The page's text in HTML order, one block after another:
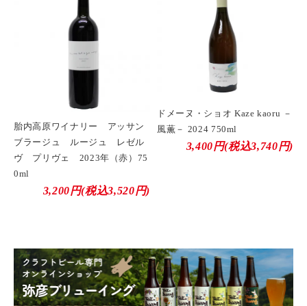
胎内高原ワイナリー アッサン
ブラージュ ルージュ レゼル
ヴ プリヴェ 2023年（赤）75
0ml
3,200円(税込3,520円)
ドメーヌ・ショオ Kaze kaoru －
風薫－ 2024 750ml
3,400円(税込3,740円)